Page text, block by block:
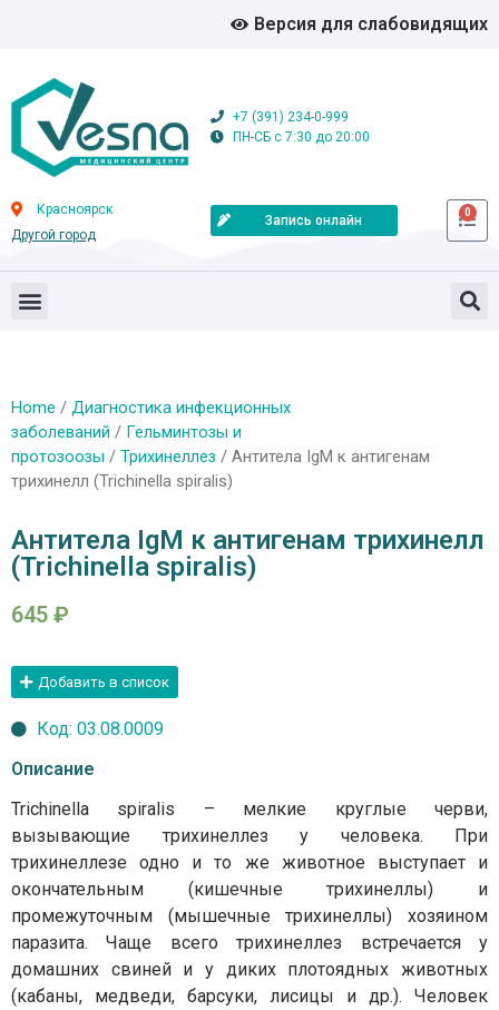
Версия для слабовидящих
+7 (391) 234-0-999
ПН-СБ с 7:30 до 20:00
Красноярск
Другой город
Запись онлайн
0
Home / Диагностика инфекционных
заболеваний / Гельминтозы и
протозоозы / Трихинеллез / Антитела IgМ к антигенам
трихинелл (Trichinella spiralis)
Антитела IgМ к антигенам трихинелл
(Trichinella spiralis)
645 ₽
Добавить в список
Код: 03.08.0009
Описание
Trichinella spiralis – мелкие круглые черви,
вызывающие трихинеллез у человека. При
трихинеллезе одно и то же животное выступает и
окончательным (кишечные трихинеллы) и
промежуточным (мышечные трихинеллы) хозяином
паразита. Чаще всего трихинеллез встречается у
домашних свиней и у диких плотоядных животных
(кабаны, медведи, барсуки, лисицы и др.). Человек